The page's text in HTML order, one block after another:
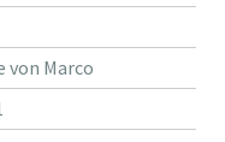
von Marco